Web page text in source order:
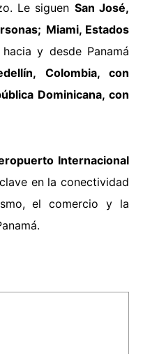
Le siguen San José,
Miami, Estados
y desde Panamá
Colombia, con
Dominicana, con
Internacional
en la conectividad
el comercio y la